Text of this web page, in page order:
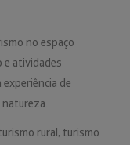
no espaço
e atividades
de
rural, turismo